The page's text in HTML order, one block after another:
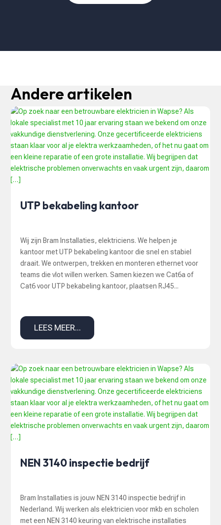
Andere artikelen
UTP bekabeling kantoor
Wij zijn Bram Installaties, elektriciens. We helpen je
kantoor met UTP bekabeling kantoor die snel en stabiel
draait. We ontwerpen, trekken en monteren ethernet voor
teams die vlot willen werken. Samen kiezen we Cat6a of
Cat6 voor UTP bekabeling kantoor, plaatsen RJ45...
LEES MEER...
NEN 3140 inspectie bedrijf
Bram Installaties is jouw NEN 3140 inspectie bedrijf in
Nederland. Wij werken als elektricien voor mkb en scholen
met een NEN 3140 keuring van elektrische installaties